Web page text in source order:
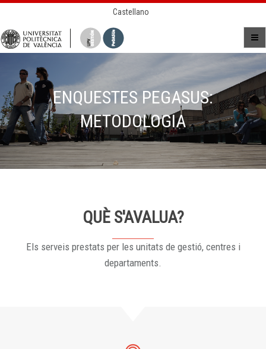
Castellano
ENQUESTES PEGASUS:
METODOLOGIA
QUÈ S'AVALUA?
Els serveis prestats per les unitats de gestió, centres i
departaments.